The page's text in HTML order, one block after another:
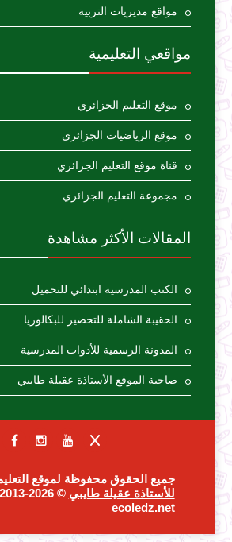
مواقع مديريات التربية
مواقعي التعليمية
موقع التعليم الجزائري
موقع الرياضيات الجزائري
قناة موقع التعليم الجزائري
مجموعة التعليم الجزائري
المقالات الأكثر مشاهدة
الكتب المدرسية ابتدائي للتحميل
الحقيبة الشاملة للتحضير للبكالوريا
المدونة الرسمية للأدوات المدرسية
صاحبة الموقع الأستاذة عقيلة طايبي
جميع الحقوق محفوظة لموقع
للأستاذة عقيلة طايبي © 2026-2013 |
ecoledz.net